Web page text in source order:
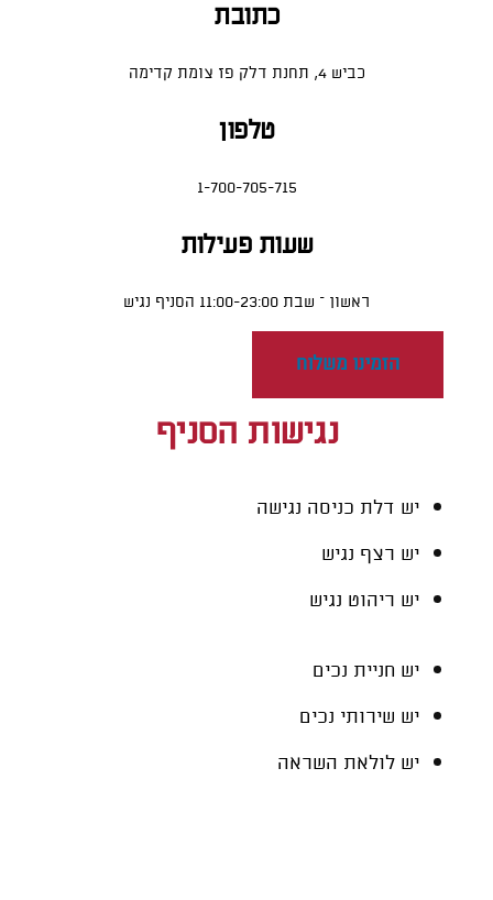
כתובת
כביש 4, תחנת דלק פז צומת קדימה
טלפון
1-700-705-715
שעות פעילות
ראשון – שבת 11:00-23:00 הסניף נגיש
הזמינו משלוח
נגישות הסניף
יש דלת כניסה נגישה
יש רצף נגיש
יש ריהוט נגיש
יש חניית נכים
יש שירותי נכים
יש לולאת השראה